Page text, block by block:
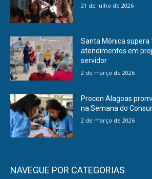
21 de julho de 2026
Santa Mônica supera
atendimentos em
servidor
2 de março de 2026
Procon Alagoas
na Semana do
2 de março de 2026
NAVEGUE POR CATEGORIAS